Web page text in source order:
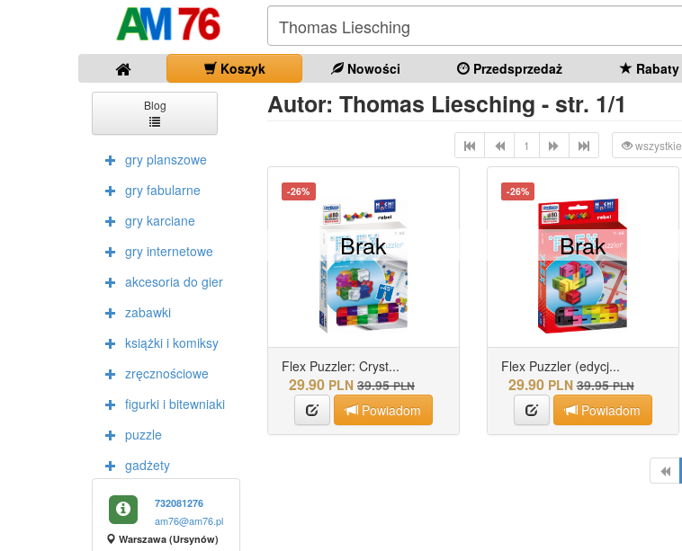
Koszyk Nowości Przedsprzedaż Rabaty
Blog
gry planszowe
gry fabularne
gry karciane
gry internetowe
akcesoria do gier
zabawki
książki i komiksy
zręcznościowe
figurki i bitewniaki
puzzle
gadżety
732081276
am76@am76.pl
Warszawa (Ursynów)
Autor: Thomas Liesching - str. 1/1
1 wszystkie
-26%
Flex Puzzler: Cryst...
29.90 PLN 39.95 PLN
Powiadom
Brak
-26%
Flex Puzzler (edycj...
29.90 PLN 39.95 PLN
Powiadom
Brak